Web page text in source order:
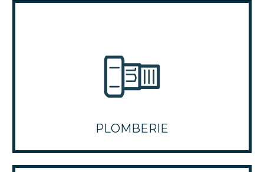
PLOMBERIE